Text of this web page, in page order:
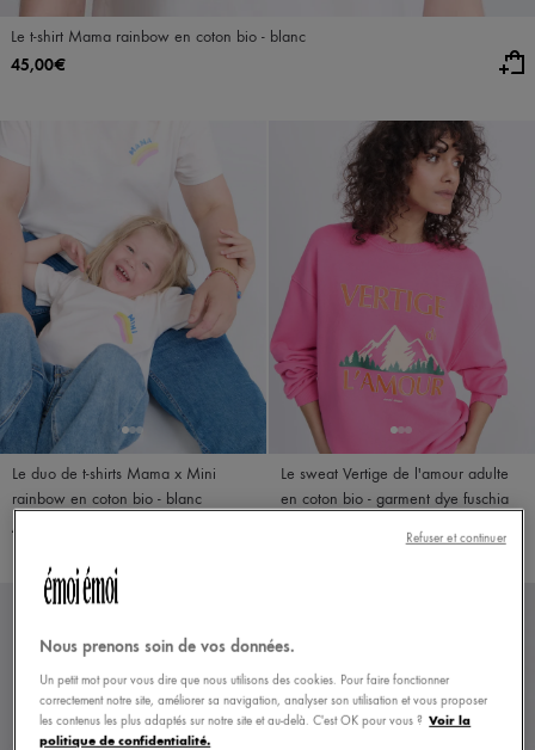
Le t-shirt Mama rainbow en coton bio - blanc
45,00€
Le duo de t-shirts Mama x Mini
rainbow en coton bio - blanc
À partir de 77,00€
Le sweat Vertige de l'amour adulte
en coton bio - garment dye fuschia
MADE IN FRANCE
Nous prenons soin de vos données.
Un petit mot pour vous dire que nous utilisons des cookies. Pour faire fonctionner
correctement notre site, améliorer sa navigation, analyser son utilisation et vous proposer
les contenus les plus adaptés sur notre site et au-delà. C'est OK pour vous ? Voir la
politique de confidentialité.
Refuser et continuer